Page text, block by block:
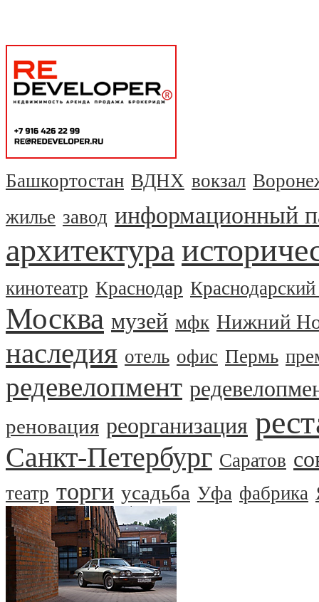
Башкортостан ВДНХ вокзал
жилье завод информационный
архитектура
кинотеатр Краснодар
Москва музей мфк Нижний
наследия отель офис Пермь
редевелопмент
реновация реорганизация
Санкт-Петербург Саратов
театр торги усадьба Уфа фабрика